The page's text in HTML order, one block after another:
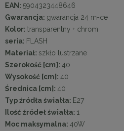
EAN: 5904323448646
Gwarancja: gwarancja 24 m-ce
Kolor: transparentny + chrom
seria: FLASH
Materiał: szkło lustrzane
Szerokość [cm]: 40
Wysokość [cm]: 40
Średnica [cm]: 40
Typ źródła światła: E27
Ilość źródeł światła: 1
Moc maksymalna: 40W